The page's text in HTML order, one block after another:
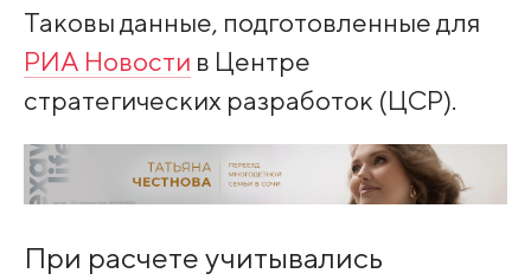
Таковы данные, подготовленные для
РИА Новости в Центре
стратегических разработок (ЦСР).
При расчете учитывались